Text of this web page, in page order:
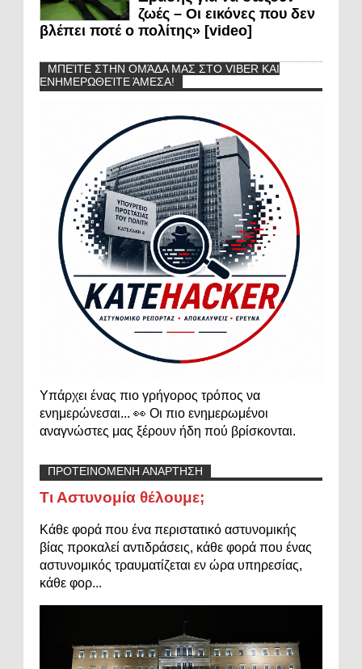
ζωές – Οι εικόνες που δεν
βλέπει ποτέ ο πολίτης» [video]
ΜΠΕΊΤΕ ΣΤΗΝ ΟΜΆΔΑ ΜΑΣ ΣΤΟ VIBER ΚΑΙ
ΕΝΗΜΕΡΩΘΕΊΤΕ ΆΜΕΣΑ!
Υπάρχει ένας πιο γρήγορος τρόπος να
ενημερώνεσαι... 👀 Οι πιο ενημερωμένοι
αναγνώστες μας ξέρουν ήδη πού βρίσκονται.
ΠΡΟΤΕΙΝΟΜΕΝΗ ΑΝΑΡΤΗΣΗ
Τι Αστυνομία θέλουμε;
Κάθε φορά που ένα περιστατικό αστυνομικής
βίας προκαλεί αντιδράσεις, κάθε φορά που ένας
αστυνομικός τραυματίζεται εν ώρα υπηρεσίας,
κάθε φορ...